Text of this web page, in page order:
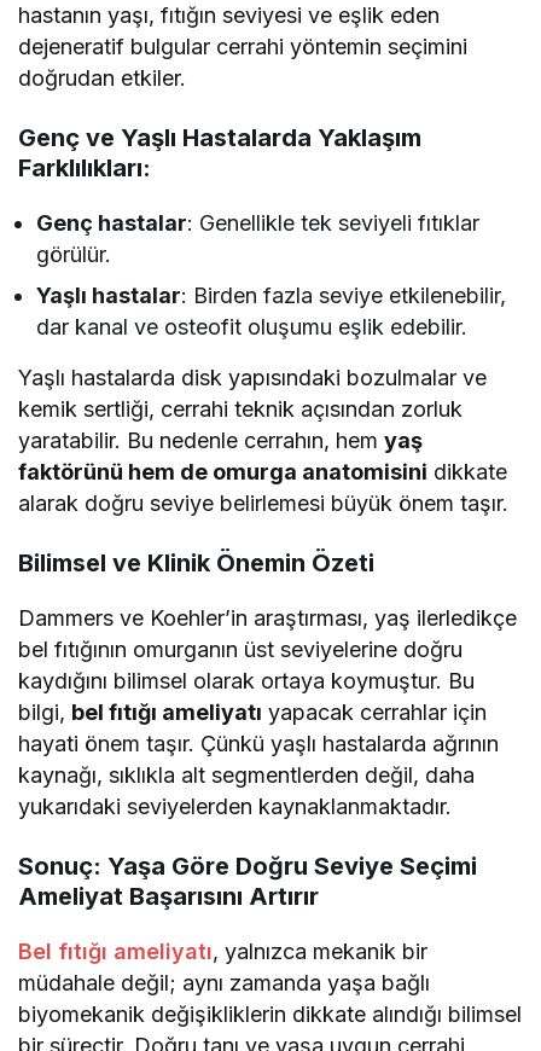
hastanın yaşı, fıtığın seviyesi ve eşlik eden
dejeneratif bulgular cerrahi yöntemin seçimini
doğrudan etkiler.
Genç ve Yaşlı Hastalarda Yaklaşım
Farklılıkları:
Genç hastalar: Genellikle tek seviyeli fıtıklar
görülür.
Yaşlı hastalar: Birden fazla seviye etkilenebilir,
dar kanal ve osteofit oluşumu eşlik edebilir.
Yaşlı hastalarda disk yapısındaki bozulmalar ve
kemik sertliği, cerrahi teknik açısından zorluk
yaratabilir. Bu nedenle cerrahın, hemyaş
faktörünü hem de omurga anatomisini dikkate
alarak doğru seviye belirlemesi büyük önem taşır.
Bilimsel ve Klinik Önemin Özeti
Dammers ve Koehler’in araştırması, yaş ilerledikçe
bel fıtığının omurganın üst seviyelerine doğru
kaydığını bilimsel olarak ortaya koymuştur. Bu
bilgi, bel fıtığı ameliyatı yapacak cerrahlar için
hayati önem taşır. Çünkü yaşlı hastalarda ağrının
kaynağı, sıklıkla alt segmentlerden değil, daha
yukarıdaki seviyelerden kaynaklanmaktadır.
Sonuç: Yaşa Göre Doğru Seviye Seçimi
Ameliyat Başarısını Artırır
Bel fıtığı ameliyatı, yalnızca mekanik bir
müdahale değil; aynı zamanda yaşa bağlı
biyomekanik değişikliklerin dikkate alındığı bilimsel
bir süreçtir. Doğru tanı ve yaşa uygun cerrahi